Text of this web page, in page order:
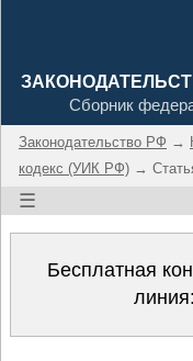
Сборник
Законодательство РФ →
кодекс (УИК РФ) →
☰
Бесплатная
линия: